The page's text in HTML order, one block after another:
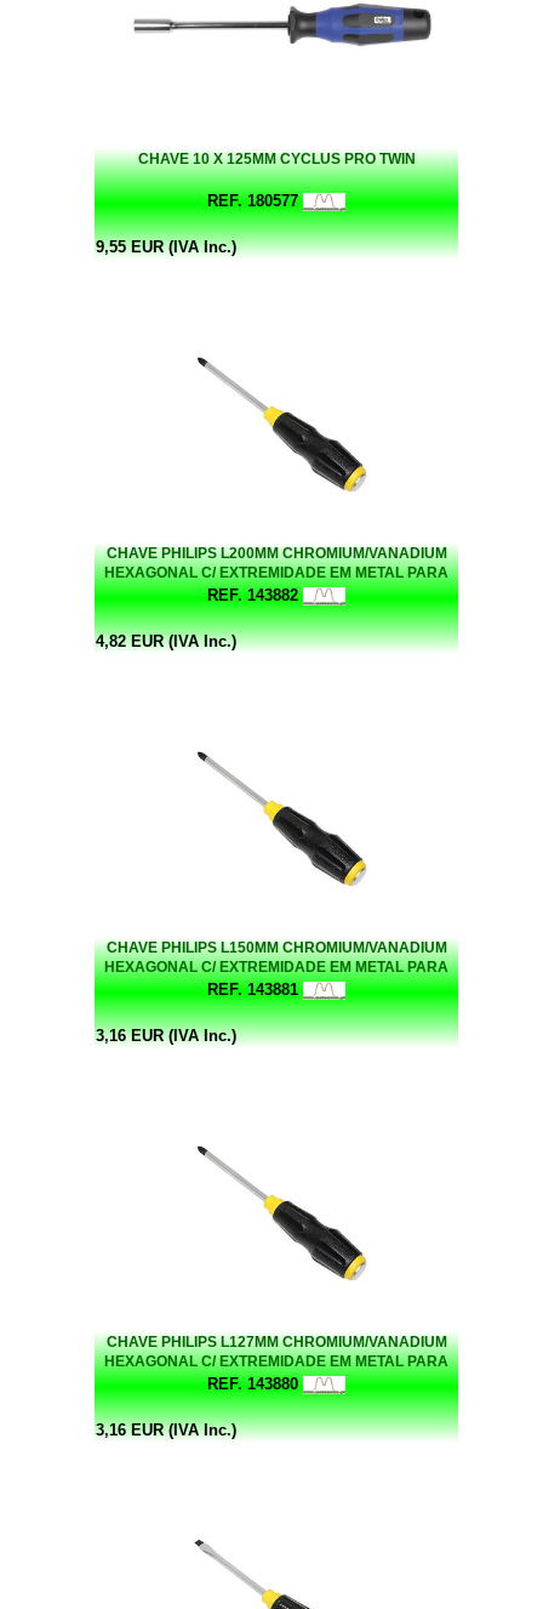
CHAVE 10 X 125MM CYCLUS PRO TWIN
REF. 180577
9,55 EUR (IVA Inc.)
CHAVE PHILIPS L200MM CHROMIUM/VANADIUM
HEXAGONAL C/ EXTREMIDADE EM METAL PARA
BATER
REF. 143882
4,82 EUR (IVA Inc.)
CHAVE PHILIPS L150MM CHROMIUM/VANADIUM
HEXAGONAL C/ EXTREMIDADE EM METAL PARA
BATER
REF. 143881
3,16 EUR (IVA Inc.)
CHAVE PHILIPS L127MM CHROMIUM/VANADIUM
HEXAGONAL C/ EXTREMIDADE EM METAL PARA
BATER
REF. 143880
3,16 EUR (IVA Inc.)